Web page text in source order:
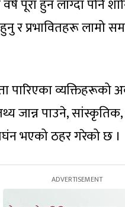
पूरा हुन लाग्दा पनि
र प्रभावितहरू लामो
पारिएका
पाउने, सांस्कृतिक,
भएको ठहर गरेको छ ।